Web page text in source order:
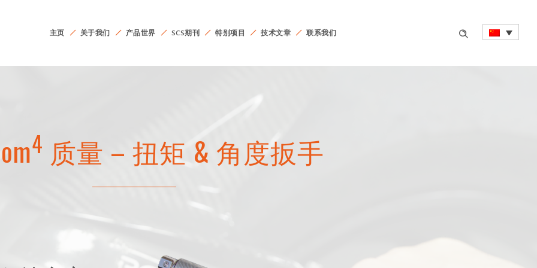
主页 关于我们 产品世界 SCS期刊 特别项目 技术文章 联系我们
4 质量 – 扭矩 & 角度扳手